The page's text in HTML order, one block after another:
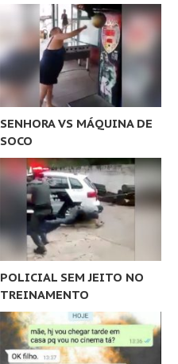
SENHORA VS MÁQUINA DE
SOCO
POLICIAL SEM JEITO NO
TREINAMENTO